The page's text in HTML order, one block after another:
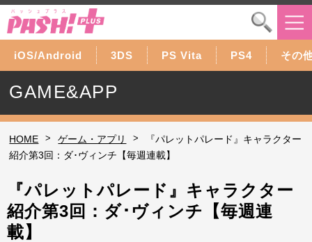
iOS/Android 3DS PS Vita PS4 その
GAME&APP
HOME > ゲーム・アプリ >
『パレットパレード』キャラクター
紹介第3回：ダ･ヴィンチ【毎週連載】
『パレットパレード』キャラクター
紹介第3回：ダ･ヴィンチ【毎週連
載】